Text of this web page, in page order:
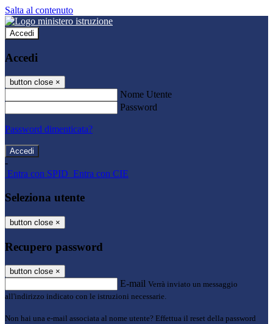
Salta al contenuto
Accedi
Accedi
button close ×
Nome Utente
Password
Password dimenticata?
-
Entra con SPID Entra con CIE
Seleziona utente
button close ×
Recupero password
button close ×
E-mail Verrà inviato un messaggio
all'indirizzo indicato con le istruzioni necessarie.
Non hai una e-mail associata al nome utente? Effettua il reset della password